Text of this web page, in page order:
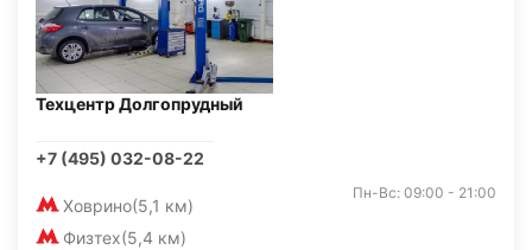
Техцентр Долгопрудный
+7 (495) 032-08-22
Ховрино(5,1 км)
Физтех(5,4 км)
Пн-Вс: 09:00 - 21:00